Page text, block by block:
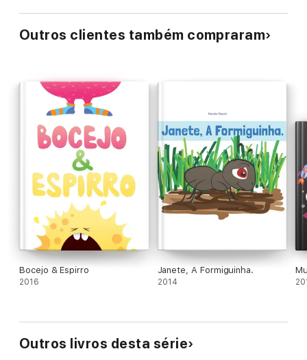
Outros clientes também compraram
Bocejo & Espirro
2016
Janete, A Formiguinha.
2014
Outros livros desta série